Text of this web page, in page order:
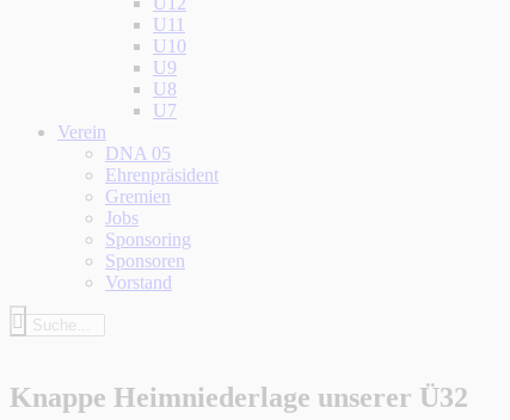
U11
U10
U9
U8
U7
Verein
DNA 05
Ehrenpräsident
Gremien
Jobs
Sponsoring
Sponsoren
Vorstand
Knappe Heimniederlage unserer Ü32